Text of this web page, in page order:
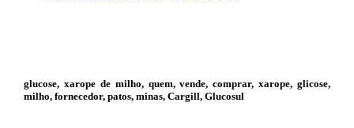
glucose, xarope de milho, quem, vende, comprar, xarope, glicose,
milho, fornecedor, patos, minas, Cargill, Glucosul